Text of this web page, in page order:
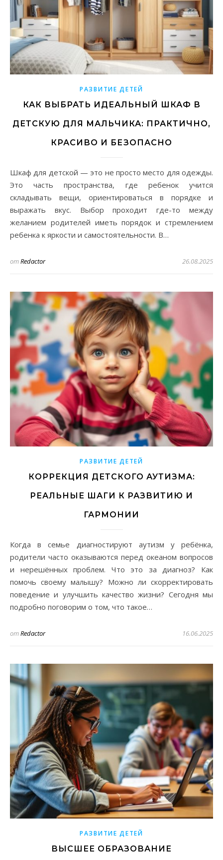
РАЗВИТИЕ ДЕТЕЙ
КАК ВЫБРАТЬ ИДЕАЛЬНЫЙ ШКАФ В
ДЕТСКУЮ ДЛЯ МАЛЬЧИКА: ПРАКТИЧНО,
КРАСИВО И БЕЗОПАСНО
Шкаф для детской — это не просто место для одежды.
Это часть пространства, где ребенок учится
складывать вещи, ориентироваться в порядке и
выражать вкус. Выбор проходит где-то между
желанием родителей иметь порядок и стремлением
ребенка к яркости и самостоятельности. В…
отRedactor 26.08.2025
РАЗВИТИЕ ДЕТЕЙ
КОРРЕКЦИЯ ДЕТСКОГО АУТИЗМА:
РЕАЛЬНЫЕ ШАГИ К РАЗВИТИЮ И
ГАРМОНИИ
Когда в семье диагностируют аутизм у ребёнка,
родители часто оказываются перед океаном вопросов
и нерешённых проблем. Что это за диагноз? Как
помочь своему малышу? Можно ли скорректировать
поведение и улучшить качество жизни? Сегодня мы
подробно поговорим о том, что такое…
отRedactor 16.06.2025
РАЗВИТИЕ ДЕТЕЙ
ВЫСШЕЕ ОБРАЗОВАНИЕ